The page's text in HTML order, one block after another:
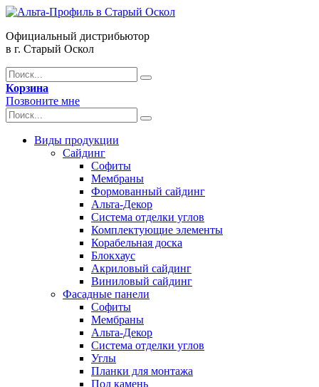
Официальный дистрибьютор
в г. Старый Оскол
Корзина
Позвоните мне
Виды продукции
Сайдинг
Софиты
Мембраны
Формованный сайдинг
Альта-Декор
Система отделки углов
Комплектующие элементы
Корабельная доска
Блокхаус
Акриловый сайдинг
Виниловый сайдинг
Фасадные панели
Софиты
Мембраны
Альта-Декор
Система отделки углов
Углы
Планки для монтажа
Под камень